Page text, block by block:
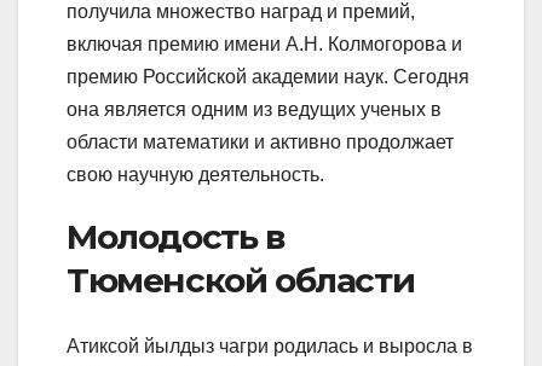
получила множество наград и премий,
включая премию имени А.Н. Колмогорова и
премию Российской академии наук. Сегодня
она является одним из ведущих ученых в
области математики и активно продолжает
свою научную деятельность.
Молодость в
Тюменской области
Атиксой йылдыз чагри родилась и выросла в